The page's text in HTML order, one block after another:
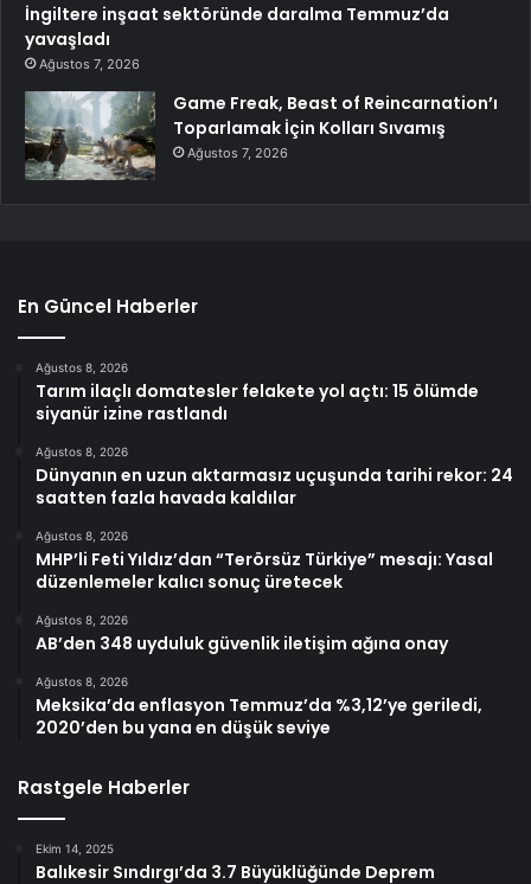
İngiltere inşaat sektöründe daralma Temmuz’da
yavaşladı
Ağustos 7, 2026
Game Freak, Beast of Reincarnation’ı
Toparlamak İçin Kolları Sıvamış
Ağustos 7, 2026
En Güncel Haberler
Ağustos 8, 2026
Tarım ilaçlı domatesler felakete yol açtı: 15 ölümde
siyanür izine rastlandı
Ağustos 8, 2026
Dünyanın en uzun aktarmasız uçuşunda tarihi rekor: 24
saatten fazla havada kaldılar
Ağustos 8, 2026
MHP’li Feti Yıldız’dan “Terörsüz Türkiye” mesajı: Yasal
düzenlemeler kalıcı sonuç üretecek
Ağustos 8, 2026
AB’den 348 uyduluk güvenlik iletişim ağına onay
Ağustos 8, 2026
Meksika’da enflasyon Temmuz’da %3,12’ye geriledi,
2020’den bu yana en düşük seviye
Rastgele Haberler
Ekim 14, 2025
Balıkesir Sındırgı’da 3.7 Büyüklüğünde Deprem